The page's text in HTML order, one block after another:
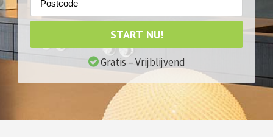
START NU!
Gratis – Vrijblijvend